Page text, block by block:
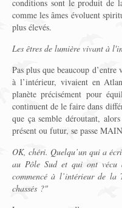
conditions sont le produit de
comme les âmes évoluent
plus élevés.
Les êtres de lumière vivant à
Pas plus que beaucoup
à l’intérieur, vivaient en
planète précisément pour
continuent de le faire dans
que ça semble déroutant,
présent ou futur, se passe
OK, chéri. Quelqu’un qui a
au Pôle Sud et qui ont vécu
commencé à l’intérieur de
chassés ?"